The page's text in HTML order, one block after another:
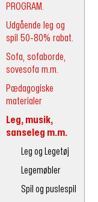
PROGRAM.
Udgående leg og
spil 50-80% rabat.
Sofa, sofaborde,
sovesofa m.m.
Pædagogiske
materialer
Leg, musik,
sanseleg m.m.
Leg og Legetøj
Legemøbler
Spil og puslespil